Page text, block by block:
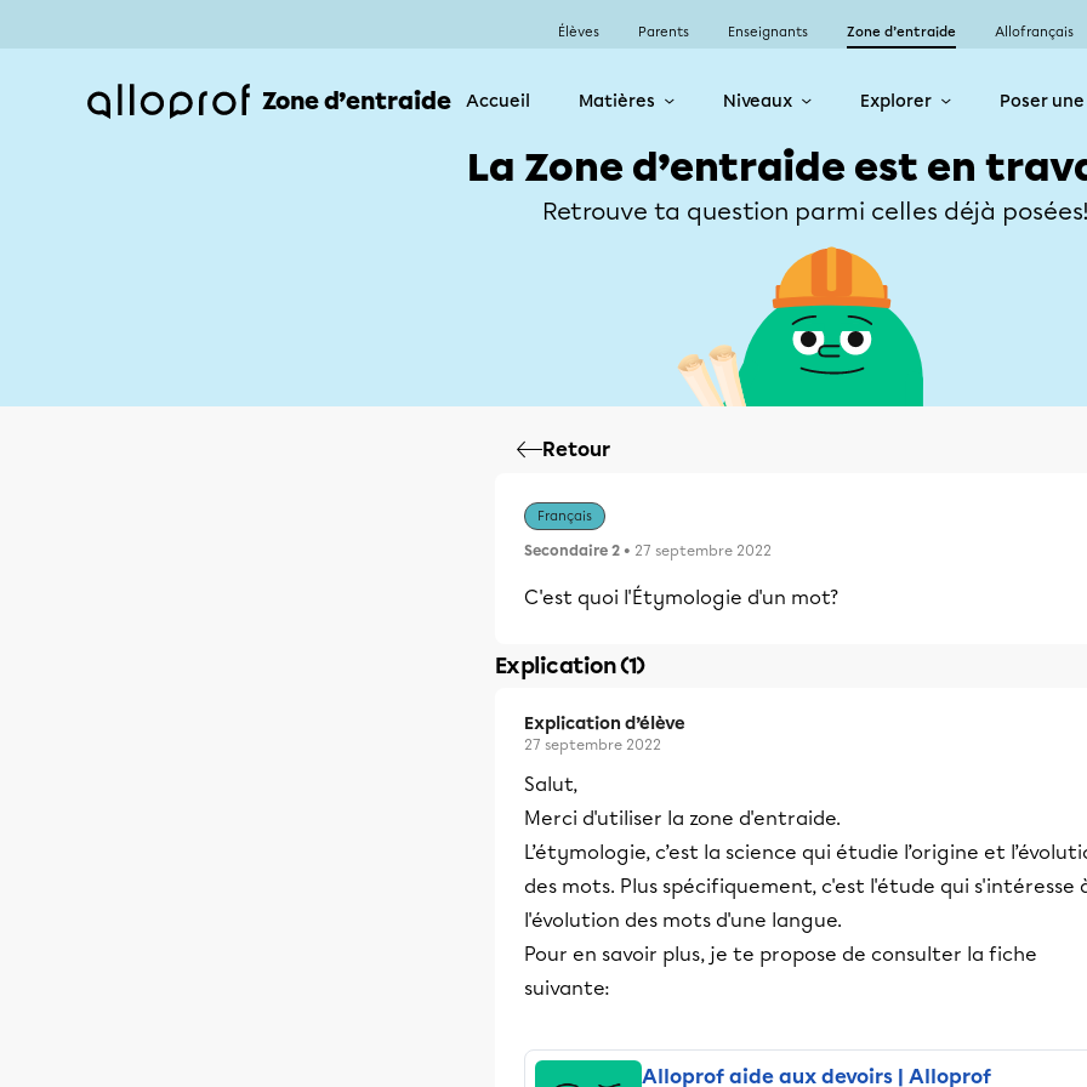
Élèves Parents Enseignants Zone d’entraide Allofrançais
Zone d’entraide Accueil Matières Niveaux Explorer Poser
La Zone d’entraide est en
Retrouve ta question parmi celles déjà posées!
Retour
Français
Secondaire 2 • 27 septembre 2022
C'est quoi l'Étymologie d'un mot?
Explication (1)
Explication d’élève
27 septembre 2022
Salut,
Merci d'utiliser la zone d'entraide.
L’étymologie, c’est la science qui étudie l’origine et
des mots. Plus spécifiquement, c'est l'étude qui s'intéresse
l'évolution des mots d'une langue.
Pour en savoir plus, je te propose de consulter la fiche
suivante:
Alloprof aide aux devoirs | Alloprof